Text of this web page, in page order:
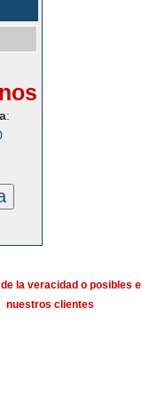
:
la veracidad o posibles
nuestros clientes